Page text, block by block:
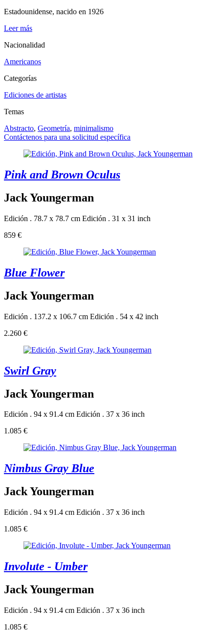
Estadounidense, nacido en 1926
Leer más
Nacionalidad
Americanos
Categorías
Ediciones de artistas
Temas
Abstracto, Geometría, minimalismo
Contáctenos para una solicitud específica
Pink and Brown Oculus
Jack Youngerman
Edición . 78.7 x 78.7 cm Edición . 31 x 31 inch
859 €
Blue Flower
Jack Youngerman
Edición . 137.2 x 106.7 cm Edición . 54 x 42 inch
2.260 €
Swirl Gray
Jack Youngerman
Edición . 94 x 91.4 cm Edición . 37 x 36 inch
1.085 €
Nimbus Gray Blue
Jack Youngerman
Edición . 94 x 91.4 cm Edición . 37 x 36 inch
1.085 €
Involute - Umber
Jack Youngerman
Edición . 94 x 91.4 cm Edición . 37 x 36 inch
1.085 €